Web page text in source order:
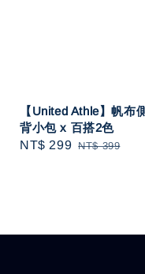
【United Athle】帆布
背小包 x 百搭2色
Sale
NT$ 299 Regular
NT$ 399